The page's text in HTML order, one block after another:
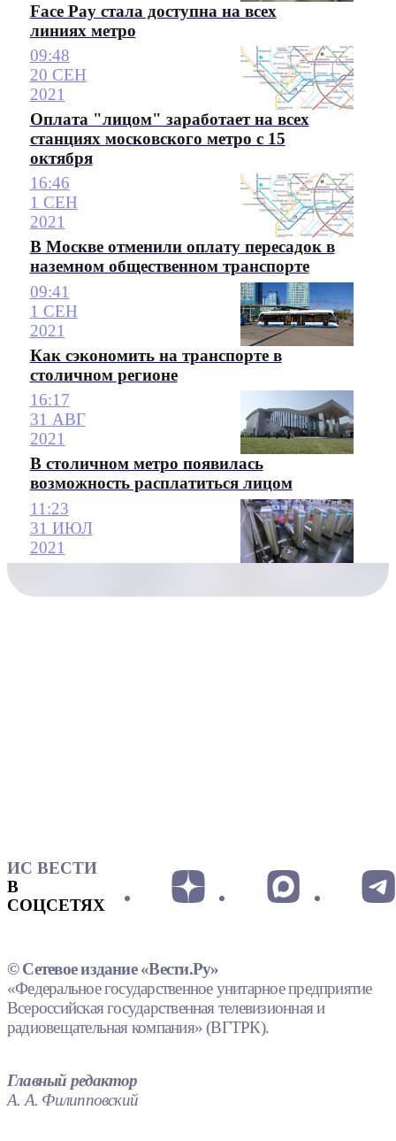
Face Pay стала доступна на всех
линиях метро
09:48
20 СЕН
2021
Оплата "лицом" заработает на всех
станциях московского метро с 15
октября
16:46
1 СЕН
2021
В Москве отменили оплату пересадок в
наземном общественном транспорте
09:41
1 СЕН
2021
Как сэкономить на транспорте в
столичном регионе
16:17
31 АВГ
2021
В столичном метро появилась
возможность расплатиться лицом
11:23
31 ИЮЛ
2021
ИС ВЕСТИ
В
СОЦСЕТЯХ
© Сетевое издание «Вести.Ру»
«Федеральное государственное унитарное предприятие
Всероссийская государственная телевизионная и
радиовещательная компания» (ВГТРК).
Главный редактор
А. А. Филипповский